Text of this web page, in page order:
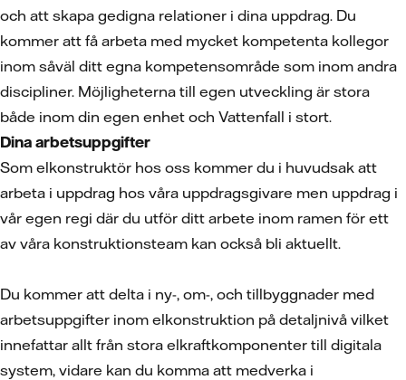
och att skapa gedigna relationer i dina uppdrag. Du
kommer att få arbeta med mycket kompetenta kollegor
inom såväl ditt egna kompetensområde som inom andra
discipliner. Möjligheterna till egen utveckling är stora
både inom din egen enhet och Vattenfall i stort.
Dina arbetsuppgifter
Som elkonstruktör hos oss kommer du i huvudsak att
arbeta i uppdrag hos våra uppdragsgivare men uppdrag i
vår egen regi där du utför ditt arbete inom ramen för ett
av våra konstruktionsteam kan också bli aktuellt.
Du kommer att delta i ny-, om-, och tillbyggnader med
arbetsuppgifter inom elkonstruktion på detaljnivå vilket
innefattar allt från stora elkraftkomponenter till digitala
system, vidare kan du komma att medverka i